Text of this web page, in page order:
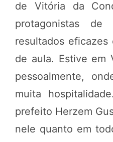
de Vitória da
protagonistas
resultados
de aula. Estive em
pessoalmente,
muita
prefeito Herzem
nele quanto em